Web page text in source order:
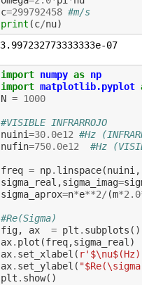
c=299792458 #m/s
print (c/nu)
3.997232773333333e-07
import numpy as np
import matplotlib.pyplot
N = 1000
#VISIBLE INFRARROJO
nuini=30.0e12 #Hz
nufin=750.0e12 #Hz
freq = np. linspace(nuini ,
sigma_real ,sigma_imag=
sigma_aprox=n*e**2/ (m*2.0
#Re(Sigma)
fig, ax = plt . subplots ()
ax. plot (freq,sigma_real )
ax. set_xlabel ( r
ax. set_ylabel (
plt . show()